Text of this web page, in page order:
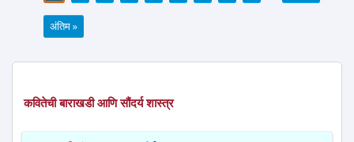
अंतिम »
कवितेची बाराखडी आणि सौंदर्य शास्त्र